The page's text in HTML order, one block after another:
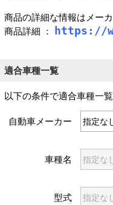
商品の詳細な情報はメー
商品詳細 ：
https://
適合車種一覧
以下の条件で適合車種一
自動車メーカー
車種名
型式